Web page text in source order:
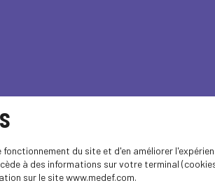
du site et d'en améliorer
à des informations sur votre terminal
sur le site www.medef.com.